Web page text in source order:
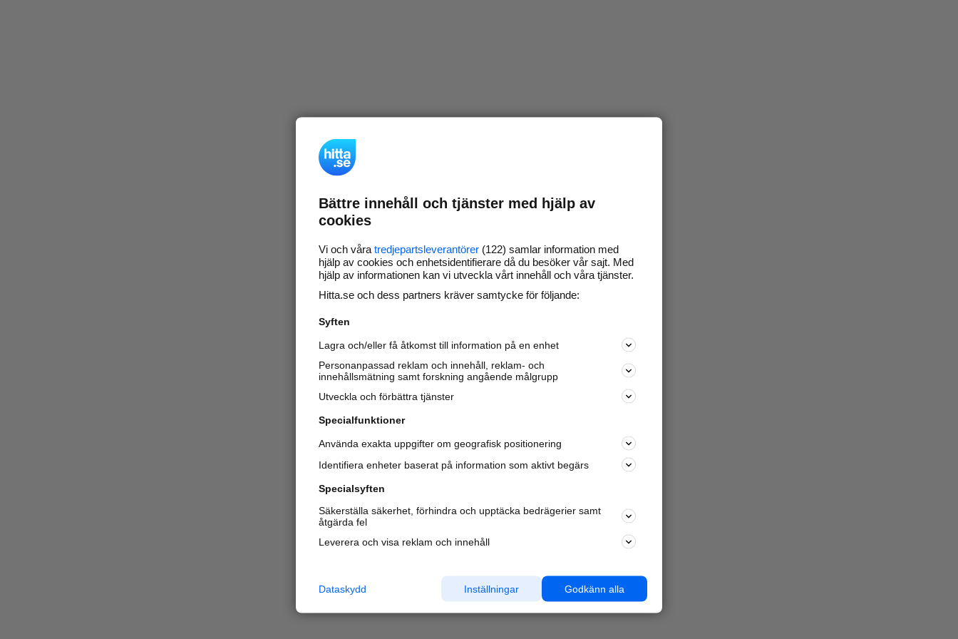
Bättre innehåll och tjänster med hjälp av
cookies
Vi och våra tredjepartsleverantörer (122) samlar information med
hjälp av cookies och enhetsidentifierare då du besöker vår sajt. Med
hjälp av informationen kan vi utveckla vårt innehåll och våra tjänster.
Hitta.se och dess partners kräver samtycke för följande:
Syften
Lagra och/eller få åtkomst till information på en enhet
Personanpassad reklam och innehåll, reklam- och
innehållsmätning samt forskning angående målgrupp
Utveckla och förbättra tjänster
Specialfunktioner
Använda exakta uppgifter om geografisk positionering
Identifiera enheter baserat på information som aktivt begärs
Specialsyften
Säkerställa säkerhet, förhindra och upptäcka bedrägerier samt
åtgärda fel
Leverera och visa reklam och innehåll
Godkänn alla
Inställningar
Dataskydd